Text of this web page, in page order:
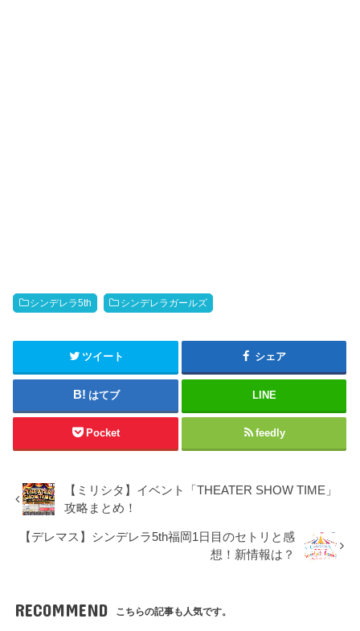
シンデレラ5th シンデレラガールズ
ツイート シェア
はてブ LINE
Pocket feedly
【ミリシタ】イベント「THEATER SHOW TIME」
攻略まとめ！
【デレマス】シンデレラ5th福岡1日目のセトリと感
想！新情報は？
RECOMMEND こちらの記事も人気です。